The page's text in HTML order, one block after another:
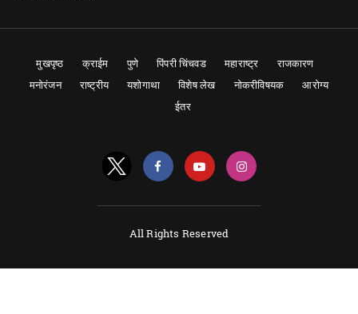
मुखपृष्ठ क्राईम पुणे पिंपरी चिंचवड महाराष्ट्र
राजकारण
मनोरंजन
राष्ट्रीय यशोगाथा विशेष लेख नोकरीविषयक
आरोग्य
ईतर
All Rights Reserved